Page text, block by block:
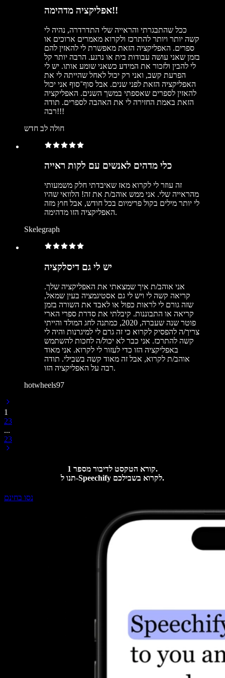
אפליקציה מדהימה!!
ככל שהתבגרתי והראייה שלי התדרדרה, נהיה לי
קשה יותר ויותר להתרכז ולקרוא מאמרים ארוכים או
ספרים. האפליקציה הזאת מאפשרת לי להאזין להם
בזמן שאני עושה עבודות בית או נרגע. הרבה יותר קל
לי להבין ולזכור את המידע כשאני שומע אותו. יש לי
הפרעת קשב, ואני רק יכול לאחל שהייתה לי את
האפליקציה הזאת לפני שנים. אבל סוף־סוף אני יכול
להאזין לספרים שאספתי במשך השנים. האפליקציה
הזאת באמת החזירה לי את האהבה לספרים. תודה
רבה!!!
חולה לב חדש
כלי מדהים לאנשים עם לקות ראייה
זה עוזר לי לקרוא מאז שאיבדתי חלק משמעותי
מהראייה שלי. אני ממש אוהב/ת את זה! הלוואי שהיו
לי יותר מילים בקול פרימיום בכל חודש, אבל חוץ מזה
האפליקציה הזו מדהימה.
Skelegraph
יש לי גם דיסלקציה
אני אוהב/ת איך שמצאתי את האפליקציה שלך.
קריאה קשה לי ויש לי גם אסטיגמציה בעין שמאל,
שזה גורם לי לראות כפול או לאבד את השורה בזמן
קריאה או התבוננות. קיבלתי את סדרת ספרי הארי
פוטר שנה שעברה, 2020, כמתנה לחג המולד והייתי
צריך/ה להפסיק לקרוא כי זה גרם לי למיגרנות והיה לי
קשה להתרכז. אני כבר לא יכול/ה לחכות להשתמש
באפליקציה הזו כדי לעזור לי לקרוא. אני מאוד
אוהב/ת לקרוא, אבל זה מאוד קשה בשבילי. תודה
רבה על האפליקציה הזו.
hotwheels97
1
23
...
23
קורא הטקסט לדיבור מספר 1.
תנו ל-Speechify לקרוא בשבילכם.
נסו בחינם